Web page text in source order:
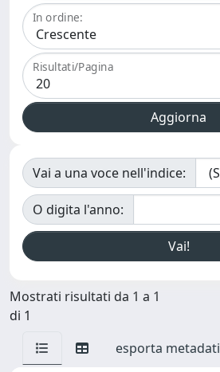
In ordine:
Risultati/Pagina
Vai a una voce nell'indice:
O digita l'anno:
Mostrati risultati da 1 a 1
di 1
esporta metadati